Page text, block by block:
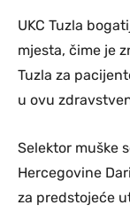
UKC Tuzla
mjesta, čime je
Tuzla za
u ovu
Selektor muške
Hercegovine
za predstojeće